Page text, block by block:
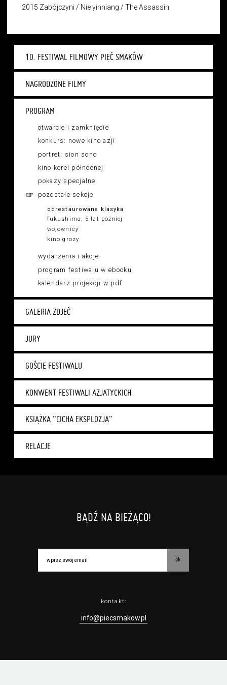
10. FESTIWAL FILMOWY PIĘĆ SMAKÓW
NAGRODZONE FILMY
PROGRAM
otwarcie i zamknięcie
konkurs: nowe kino azji
portret: sion sono
kino korei północnej
pokazy specjalne
pozostałe sekcje
odrestaurowana klasyka
fukushima, 5 lat później
wojownicy
kino grozy
wydarzenia i akcje
program festiwalu w ebooku
kalendarz projekcji w pdf
GALERIA ZDJĘĆ
JURY
GOŚCIE FESTIWALU
KONWENT FESTIWALI AZJATYCKICH
KSIĄŻKA "CICHA EKSPLOZJA"
RELACJE
2015 Zabójczyni / Nie yinniang / The Assassin
BĄDŹ NA BIEŻĄCO!
ok
kontakt:
info@piecsmakow.pl